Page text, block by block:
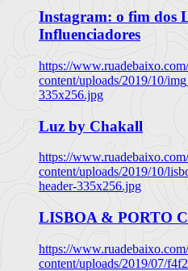
Instagram: o fim dos
Influenciadores
https://
content/uploads/2019/10/
335x256.jpg
Luz by Chakall
https://
content/uploads/2019/10/
header-335x256.jpg
LISBOA & PORTO
https://
content/uploads/2019/07/